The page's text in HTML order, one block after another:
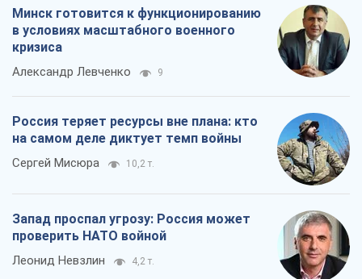
Минск готовится к функционированию
в условиях масштабного военного
кризиса
Александр Левченко 9
Россия теряет ресурсы вне плана: кто
на самом деле диктует темп войны
Сергей Мисюра 10,2 т.
Запад проспал угрозу: Россия может
проверить НАТО войной
Леонид Невзлин 4,2 т.